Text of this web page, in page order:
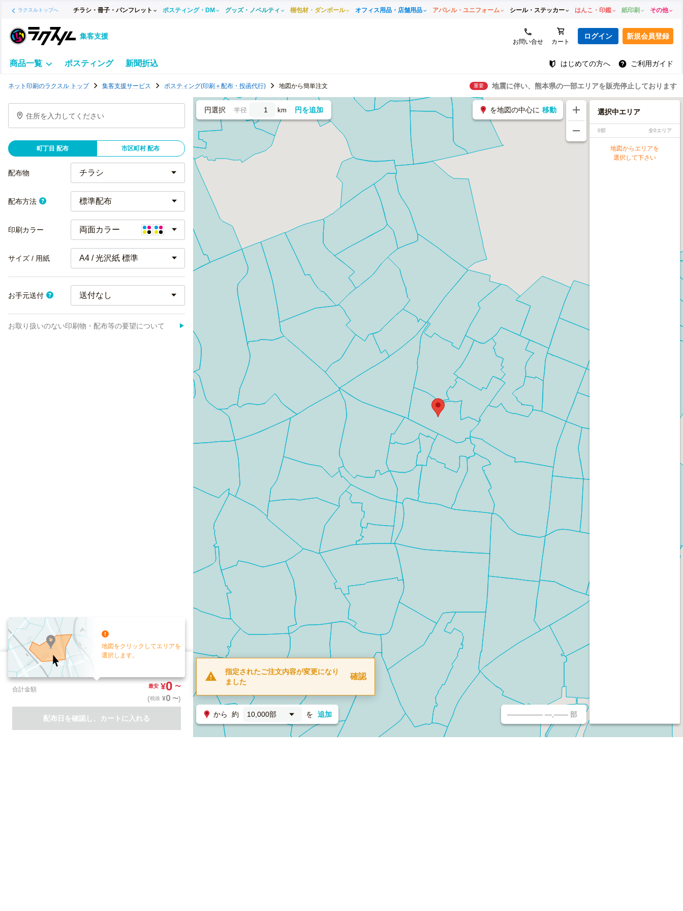
ラクスルトップへ チラシ・冊子・パンフレット ポスティング・DM グッズ・ノベルティ 梱包材・ダンボール オフィス用品・店舗用品 アパレル・ユニフォーム シール・ステッカー はんこ・印鑑 紙印刷 その他
集客支援
お問い合せ カート
ログイン 新規会員登録
商品一覧 ポスティング 新聞折込 はじめての方へ ご利用ガイド
テ
グ
ラ
ネット印刷のラクスル トップ 集客支援サービス ポスティング(印刷＋配布・投函代行) 地図から簡単注文 重要 地震に伴い、熊本県の一部エリアを販売停止しております
住所を入力してください
町丁目 配布 市区町村 配布
配布物
配布方法 標準配布
印刷カラー 両面カラー
サイズ / 用紙 A4 / 光沢紙 標準
お手元送付
お取り扱いのない印刷物・配布等の要望について ▶
地図をクリックしてエリアを
選択します。
配布部数
お手元送付
合計金額 最安 ¥0 〜
(税抜 ¥0 〜)
配布日を確認し、カートに入れる
円選択 半径 km 円を追加
指定されたご注文内容が変更になり
ました
確認
から 約 10,000部 を 追加
を地図の中心に 移動
————— —,—— 部
選択中エリア
0部 全0エリア
地図からエリアを
選択して下さい